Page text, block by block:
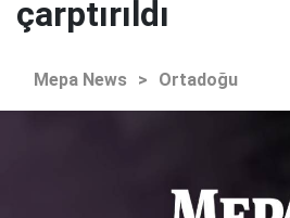
çarptırıldı
Mepa News > Ortadoğu